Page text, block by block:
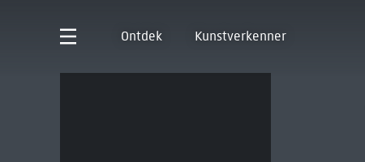
Ontdek Kunstverkenner